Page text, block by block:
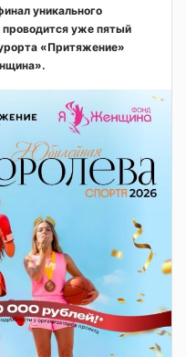
уникального
уже пятый
«Притяжение»